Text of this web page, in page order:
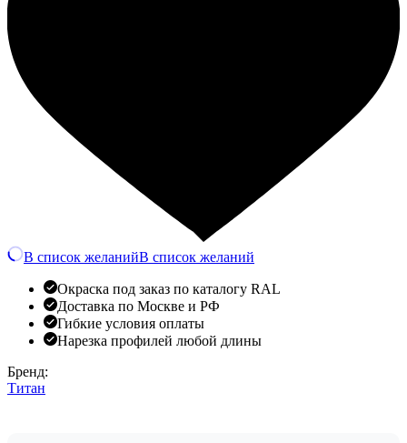
В список желанийВ список желаний
Окраска под заказ по каталогу RAL
Доставка по Москве и РФ
Гибкие условия оплаты
Нарезка профилей любой длины
Бренд:
Титан